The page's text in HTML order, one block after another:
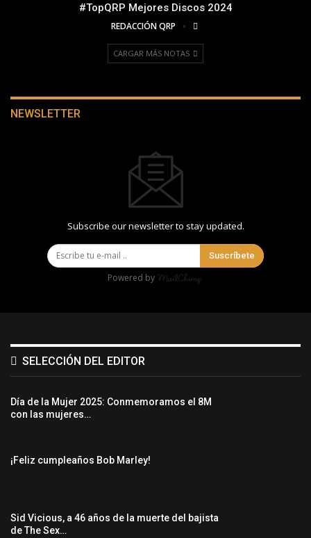
#TopQRP Mejores Discos 2024
REDACCIÓN QRP
CARGAR MÁS NOTAS
NEWSLETTER
Subscribe our newsletter to stay updated.
Suscríbete
Powered by
SELECCIÓN DEL EDITOR
Día de la Mujer 2025: Conmemoramos el 8M
con las mujeres…
¡Feliz cumpleaños Bob Marley!
Sid Vicious, a 46 años de la muerte del bajista
de The Sex…